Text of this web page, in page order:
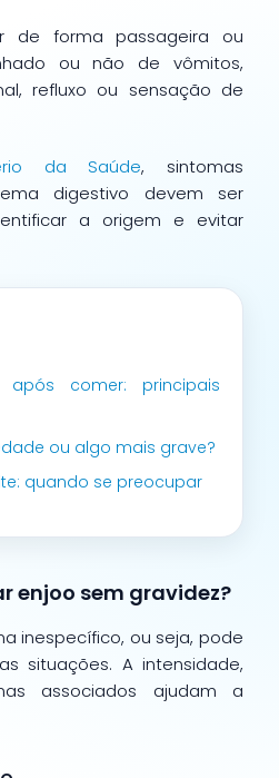
de forma passageira ou
ou não de vômitos,
refluxo ou sensação de
da Saúde, sintomas
digestivo devem ser
a origem e evitar
após comer: principais
ou algo mais grave?
quando se preocupar
enjoo sem gravidez?
inespecífico, ou seja, pode
situações. A intensidade,
associados ajudam a